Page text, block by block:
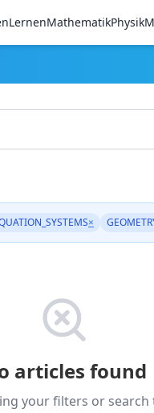
MathematikPhysik
×
articles found
your filters or search